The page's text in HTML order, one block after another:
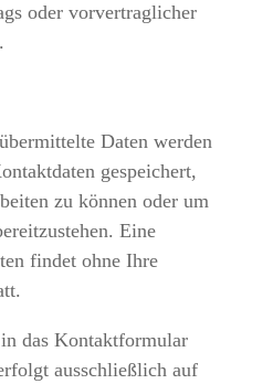
oder vorvertraglicher
Daten werden
gespeichert,
zu können oder um
Eine
findet ohne Ihre
das Kontaktformular
ausschließlich auf